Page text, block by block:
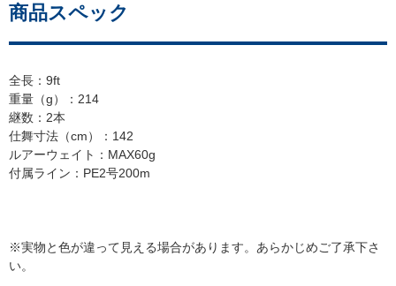
商品スペック
全長：9ft
重量（g）：214
継数：2本
仕舞寸法（cm）：142
ルアーウェイト：MAX60g
付属ライン：PE2号200m
※実物と色が違って見える場合があります。あらかじめご了承下さ
い。